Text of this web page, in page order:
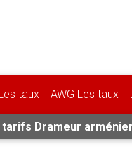
taux AWG Les taux
Drameur